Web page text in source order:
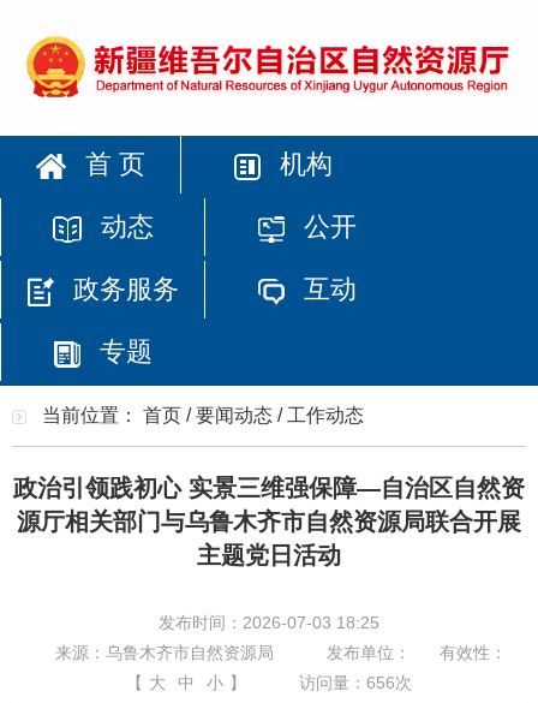
首 页 机构
动态 公开
政务服务 互动
专题
当前位置： 首页 /要闻动态 / 工作动态
政治引领践初心 实景三维强保障—自治区自然资
源厅相关部门与乌鲁木齐市自然资源局联合开展
主题党日活动
发布时间：2026-07-03 18:25
来源：乌鲁木齐市自然资源局
发布单位：
有效性：
【 大 中 小 】 访问量： 656次